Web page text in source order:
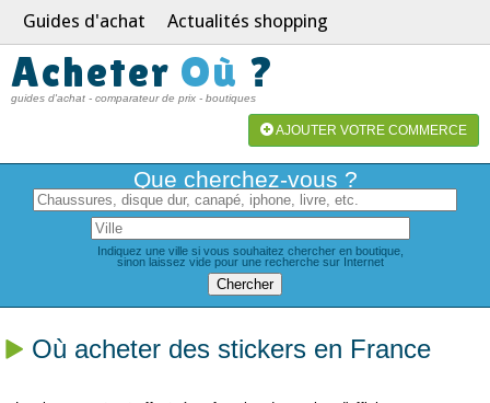
Guides d'achat Actualités shopping
Acheter Où ?
guides d'achat - comparateur de prix - boutiques
AJOUTER VOTRE COMMERCE
Que cherchez-vous ?
Indiquez une ville si vous souhaitez chercher en boutique,
sinon laissez vide pour une recherche sur Internet
Où acheter des stickers en France